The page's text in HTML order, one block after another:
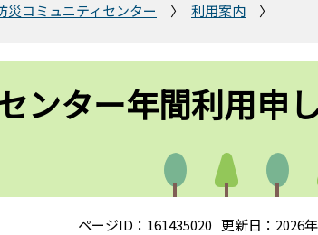
災コミュニティセンター
利用案内
ンター年間利用申
ページID：161435020 更新日：2026